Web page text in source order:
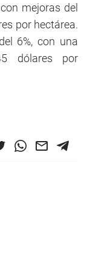
mejoras del
por hectárea.
6%, con una
dólares por